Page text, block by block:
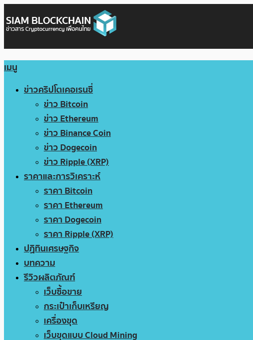
เมนู
ข่าวคริปโตเคอเรนซี่
ข่าว Bitcoin
ข่าว Ethereum
ข่าว Binance Coin
ข่าว Dogecoin
ข่าว Ripple (XRP)
ราคาและการวิเคราะห์
ราคา Bitcoin
ราคา Ethereum
ราคา Dogecoin
ราคา Ripple (XRP)
ปฏิทินเศรษฐกิจ
บทความ
รีวิวผลิตภัณฑ์
เว็บซื้อขาย
กระเป๋าเก็บเหรียญ
เครื่องขุด
เว็บขุดแบบ Cloud Mining